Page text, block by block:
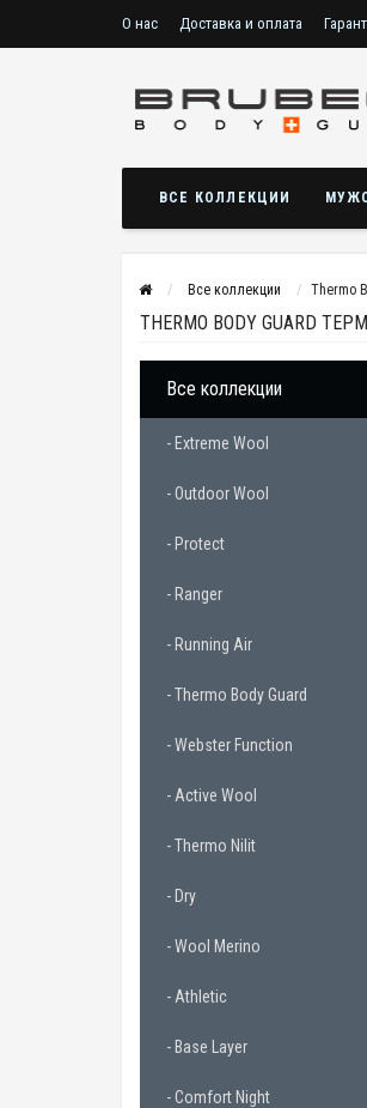
О нас Доставка и оплата
ВСЕ КОЛЛЕКЦИИ
Все коллекции Thermo
THERMO BODY GUARD
Все коллекции
- Extreme Wool
- Outdoor Wool
- Protect
- Ranger
- Running Air
- Thermo Body Guard
- Webster Function
- Active Wool
- Thermo Nilit
- Dry
- Wool Merino
- Athletic
- Base Layer
- Comfort Night